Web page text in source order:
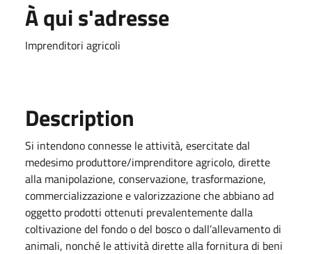
À qui s'adresse
Imprenditori agricoli
Description
Si intendono connesse le attività, esercitate dal
medesimo produttore/imprenditore agricolo, dirette
alla manipolazione, conservazione, trasformazione,
commercializzazione e valorizzazione che abbiano ad
oggetto prodotti ottenuti prevalentemente dalla
coltivazione del fondo o del bosco o dall’allevamento di
animali, nonché le attività dirette alla fornitura di beni